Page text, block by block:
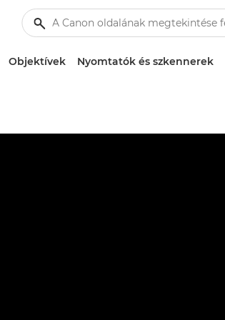
Objektívek Nyomtatók és szkennerek